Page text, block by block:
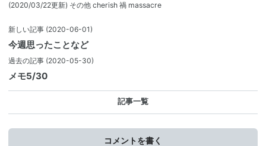
(2020/03/22更新) その他 cherish 禍 massacre
新しい記事 (2020-06-01)
今週思ったことなど
過去の記事 (2020-05-30)
メモ5/30
記事一覧
コメントを書く